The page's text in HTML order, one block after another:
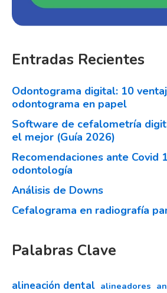
Entradas Recientes
Odontograma digital: 10
odontograma en papel
Software de cefalometría
el mejor (Guía 2026)
Recomendaciones ante Covid
odontología
Análisis de Downs
Cefalograma en radiografía
Palabras Clave
alineación dental alineadores